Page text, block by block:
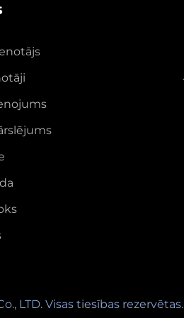
LTD. Visas tiesības rezervētas.